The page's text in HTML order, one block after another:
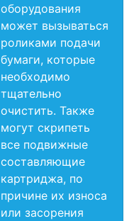
оборудования
может вызываться
роликами подачи
бумаги, которые
необходимо
тщательно
очистить. Также
могут скрипеть
все подвижные
составляющие
картриджа, по
причине их износа
или засорения